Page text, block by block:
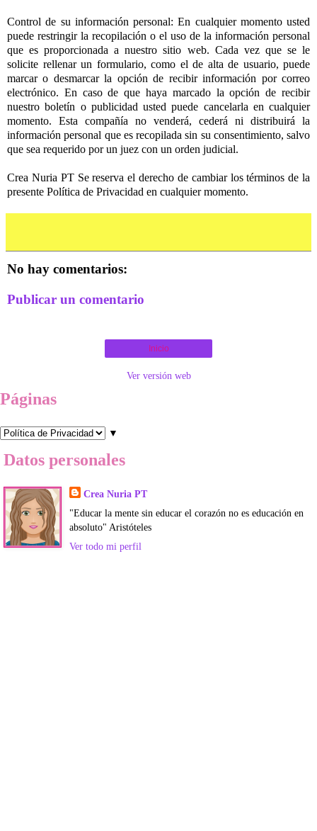
Control de su información personal: En cualquier momento usted
puede restringir la recopilación o el uso de la información personal
que es proporcionada a nuestro sitio web. Cada vez que se le
solicite rellenar un formulario, como el de alta de usuario, puede
marcar o desmarcar la opción de recibir información por correo
electrónico. En caso de que haya marcado la opción de recibir
nuestro boletín o publicidad usted puede cancelarla en cualquier
momento. Esta compañía no venderá, cederá ni distribuirá la
información personal que es recopilada sin su consentimiento, salvo
que sea requerido por un juez con un orden judicial.
Crea Nuria PT Se reserva el derecho de cambiar los términos de la
presente Política de Privacidad en cualquier momento.
No hay comentarios:
Publicar un comentario
Inicio
Ver versión web
Páginas
▼
Datos personales
Crea Nuria PT
"Educar la mente sin educar el corazón no es educación en
absoluto" Aristóteles
Ver todo mi perfil